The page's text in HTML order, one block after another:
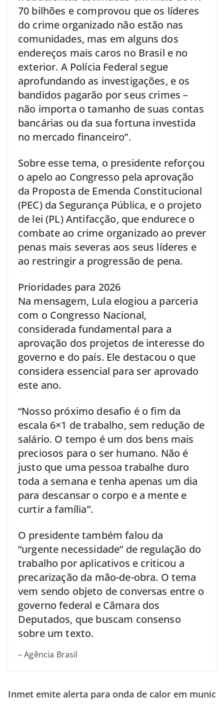
70 bilhões e comprovou que os líderes
do crime organizado não estão nas
comunidades, mas em alguns dos
endereços mais caros no Brasil e no
exterior. A Polícia Federal segue
aprofundando as investigações, e os
bandidos pagarão por seus crimes –
não importa o tamanho de suas contas
bancárias ou da sua fortuna investida
no mercado financeiro”.
Sobre esse tema, o presidente reforçou
o apelo ao Congresso pela aprovação
da Proposta de Emenda Constitucional
(PEC) da Segurança Pública, e o projeto
de lei (PL) Antifacção, que endurece o
combate ao crime organizado ao prever
penas mais severas aos seus líderes e
ao restringir a progressão de pena.
Prioridades para 2026
Na mensagem, Lula elogiou a parceria
com o Congresso Nacional,
considerada fundamental para a
aprovação dos projetos de interesse do
governo e do país. Ele destacou o que
considera essencial para ser aprovado
este ano.
“Nosso próximo desafio é o fim da
escala 6×1 de trabalho, sem redução de
salário. O tempo é um dos bens mais
preciosos para o ser humano. Não é
justo que uma pessoa trabalhe duro
toda a semana e tenha apenas um dia
para descansar o corpo e a mente e
curtir a família”.
O presidente também falou da
“urgente necessidade” de regulação do
trabalho por aplicativos e criticou a
precarização da mão-de-obra. O tema
vem sendo objeto de conversas entre o
governo federal e Câmara dos
Deputados, que buscam consenso
sobre um texto.
– Agência Brasil
Inmet emite alerta para onda de calor em munic